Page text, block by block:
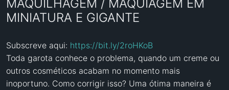
MAQUILHAGEM / MAQUIAGEM EM
MINIATURA E GIGANTE
Subscreve aqui: https://bit.ly/2roHKoB
Toda garota conhece o problema, quando um creme ou
outros cosméticos acabam no momento mais
inoportuno. Como corrigir isso? Uma ótima maneira é